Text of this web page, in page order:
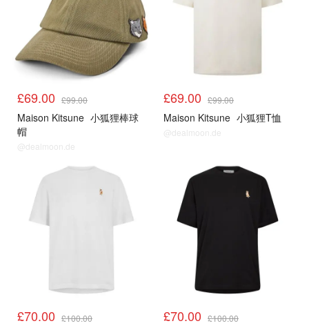
£69.00 £99.00
Maison Kitsune 小狐狸棒球
帽
@dealmoon.de
£69.00 £99.00
Maison Kitsune 小狐狸T恤
@dealmoon.de
£70.00 £100.00 £70.00 £100.00